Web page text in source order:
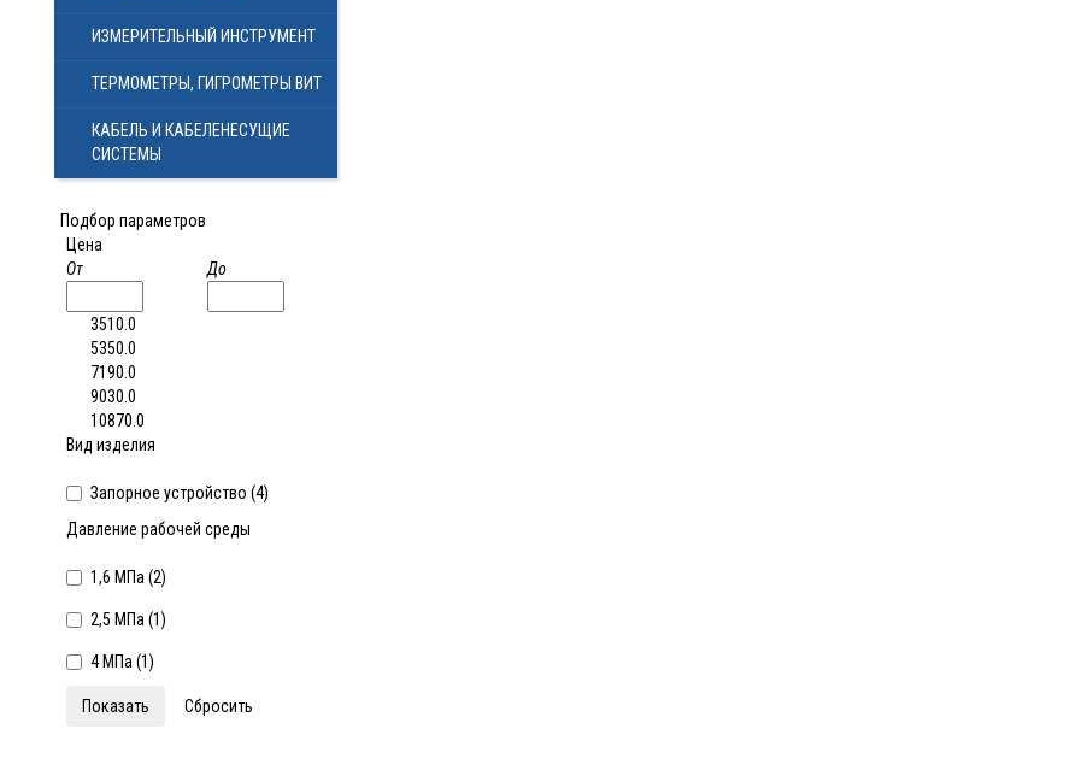
ИЗМЕРИТЕЛЬНЫЙ ИНСТРУМЕНТ
ТЕРМОМЕТРЫ, ГИГРОМЕТРЫ ВИТ
КАБЕЛЬ И КАБЕЛЕНЕСУЩИЕ
СИСТЕМЫ
Подбор параметров
Цена
От
До
3510.0
5350.0
7190.0
9030.0
10870.0
Вид изделия
Запорное устройство (4)
Давление рабочей среды
1,6 МПа (2)
2,5 МПа (1)
4 МПа (1)